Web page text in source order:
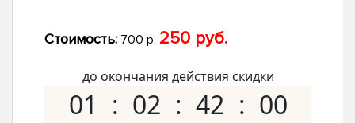
Стоимость: 700 р.250 руб.
до окончания действия скидки
01 02 41 59